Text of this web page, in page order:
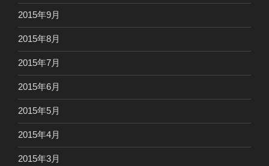
2015年9月
2015年8月
2015年7月
2015年6月
2015年5月
2015年4月
2015年3月